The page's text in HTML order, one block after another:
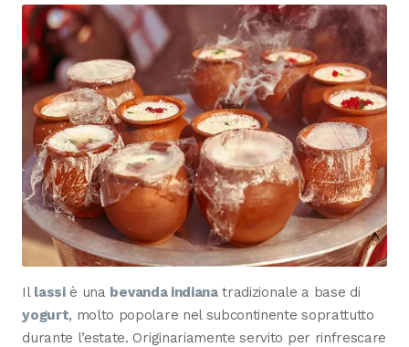
Il lassiè una bevanda indianatradizionale a base di
yogurt, molto popolare nel subcontinente soprattutto
durante l’estate. Originariamente servito per rinfrescare